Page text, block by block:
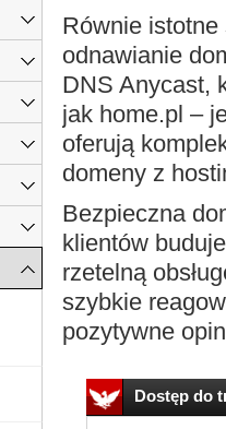
Równie
odnawianie
DNS Anycast,
jak home.pl –
oferują
domeny z
Bezpieczna
klientów
rzetelną
szybkie
pozytywne
Dostęp do